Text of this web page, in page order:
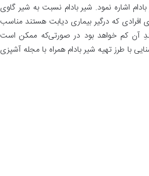
اشاره نمود. شیر بادام نسبت به شیر گاوی
افرادی که درگیر بیماری دیابت هستند مناسب
قندِ آن کم خواهد بود در صورتی‌که ممکن است
با طرز تهیه شیر بادام همراه با مجله آشپزی